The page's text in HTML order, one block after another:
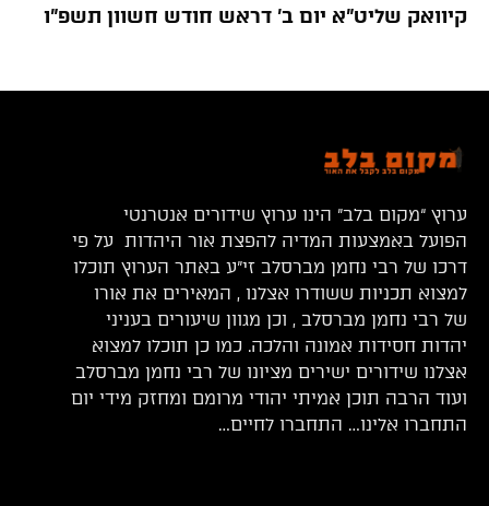
קיוואק שליט”א יום ב’ דראש חודש חשוון תשפ”ו
ערוץ “מקום בלב” הינו ערוץ שידורים אנטרנטי
הפועל באמצעות המדיה להפצת אור היהדות על פי
דרכו של רבי נחמן מברסלב זי”ע באתר הערוץ תוכלו
למצוא תכניות ששודרו אצלנו , המאירים את אורו
של רבי נחמן מברסלב , וכן מגוון שיעורים בעניני
יהדות חסידות אמונה והלכה. כמו כן תוכלו למצוא
אצלנו שידורים ישירים מציונו של רבי נחמן מברסלב
ועוד הרבה תוכן אמיתי יהודי מרומם ומחזק מידי יום
התחברו אלינו… התחברו לחיים…